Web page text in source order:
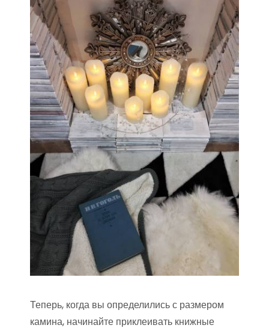
Теперь, когда вы определились с размером
камина, начинайте приклеивать книжные